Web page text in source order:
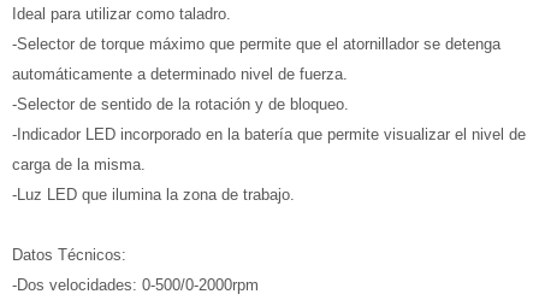
Ideal para utilizar como taladro.
-Selector de torque máximo que permite que el atornillador se detenga
automáticamente a determinado nivel de fuerza.
-Selector de sentido de la rotación y de bloqueo.
-Indicador LED incorporado en la batería que permite visualizar el nivel de
carga de la misma.
-Luz LED que ilumina la zona de trabajo.
Datos Técnicos:
-Dos velocidades: 0-500/0-2000rpm